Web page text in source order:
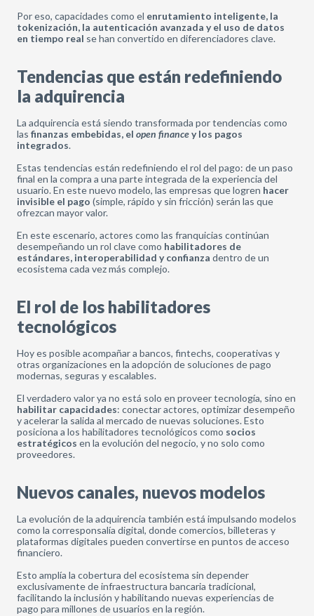
Por eso, capacidades como el enrutamiento inteligente, la
tokenización, la autenticación avanzada y el uso de datos
en tiempo real se han convertido en diferenciadores clave.
Tendencias que están redefiniendo
la adquirencia
La adquirencia está siendo transformada por tendencias como
las finanzas embebidas, el open financey los pagos
integrados.
Estas tendencias están redefiniendo el rol del pago: de un paso
final en la compra a una parte integrada de la experiencia del
usuario. En este nuevo modelo, las empresas que logren hacer
invisible el pago (simple, rápido y sin fricción) serán las que
ofrezcan mayor valor.
En este escenario, actores como las franquicias continúan
desempeñando un rol clave como habilitadores de
estándares, interoperabilidad y confianza dentro de un
ecosistema cada vez más complejo.
El rol de los habilitadores
tecnológicos
Hoy es posible acompañar a bancos, fintechs, cooperativas y
otras organizaciones en la adopción de soluciones de pago
modernas, seguras y escalables.
El verdadero valor ya no está solo en proveer tecnología, sino en
habilitar capacidades: conectar actores, optimizar desempeño
y acelerar la salida al mercado de nuevas soluciones. Esto
posiciona a los habilitadores tecnológicos como socios
estratégicos en la evolución del negocio, y no solo como
proveedores.
Nuevos canales, nuevos modelos
La evolución de la adquirencia también está impulsando modelos
como la corresponsalía digital, donde comercios, billeteras y
plataformas digitales pueden convertirse en puntos de acceso
financiero.
Esto amplía la cobertura del ecosistema sin depender
exclusivamente de infraestructura bancaria tradicional,
facilitando la inclusión y habilitando nuevas experiencias de
pago para millones de usuarios en la región.